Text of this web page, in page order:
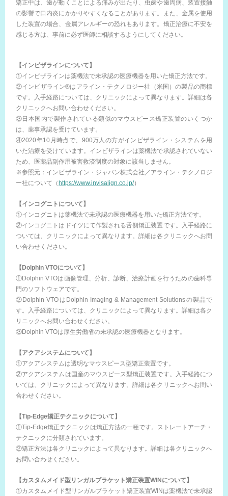
矯正中は、歯が動くことによる痛みが出たり、虫歯や歯周病、装置接触
の影響で口内炎にかかりやすくなることがあります。また、金属を使用
した装置の場合、金属アレルギーの恐れもあります。矯正治療に不安を
感じる方は、事前に必ず医師に相談するようにしてください。
【インビザラインについて】
①インビザラインは薬機法で未承認の医療機器を用いた矯正方法です。
②インビザライン®はアライン・テクノロジー社（米国）の製品の商標
です。入手経路については、クリニックによって異なります。詳細は各
クリニックへお問い合わせください。
③日本国内で製作されている類似のマウスピース矯正装置のいくつか
は、薬事承認を受けています。
④2020年10月時点で、900万人の方がインビザライン・システムを用
いた治療を受けています。インビザラインは薬機法で承認されていない
ため、医薬品副作用被害救済制度の対象に該当しません。
※参照元：インビザライン・ジャパン株式会社／アライン・テクノロジ
ー社について（ https://www.invisalign.co.jp/）
【インコグニトについて】
①インコグニトは薬機法で未承認の医療機器を用いた矯正方法です。
②インコグニトはドイツにて作製される舌側矯正装置です。入手経路に
ついては、クリニックによって異なります。詳細は各クリニックへお問
い合わせください。
【Dolphin VTOについて】
①Dolphin VTOは画像管理、分析、診断、治療計画を行うための歯科専
門のソフトウェアです。
②Dolphin VTOはDolphin Imaging & Management Solutionsの製品で
す。入手経路については、クリニックによって異なります。詳細は各ク
リニックへお問い合わせください。
③Dolphin VTOは厚生労働省の未承認の医療機器となります。
【アクアシステムについて】
①アクアシステムは透明なマウスピース型矯正装置です。
②アクアシステムは国産のマウスピース型矯正装置です。入手経路につ
いては、クリニックによって異なります。詳細は各クリニックへお問い
合わせください。
【Tip-Edge矯正テクニックについて】
①Tip-Edge矯正テクニックは矯正方法の一種です。ストレートアーチ・
テクニックに分類されています。
②矯正方法は各クリニックによって異なります。詳細は各クリニックへ
お問い合わせください。
【カスタムメイド型リンガルブラケット矯正装置WINについて】
①カスタムメイド型リンガルブラケット矯正装置WINは薬機法で未承認